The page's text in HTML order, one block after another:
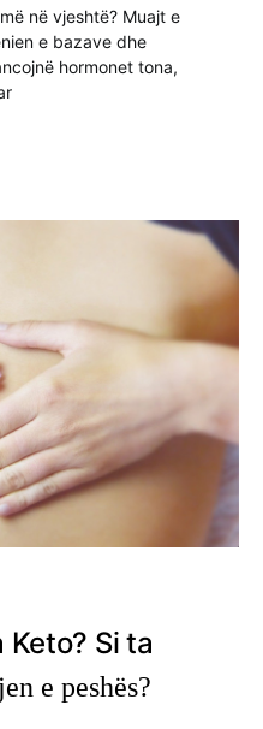
në vjeshtë? Muajt e
e bazave dhe
hormonet tona,
Si ta
e peshës?